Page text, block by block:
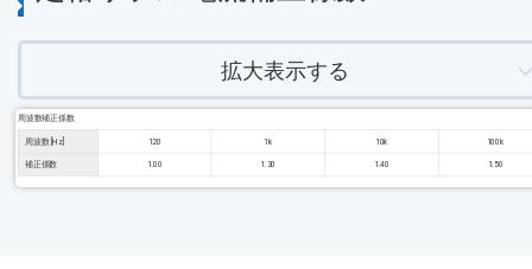
拡大表示する
周波数補正係数
周波数 [Hz] 120 1k 10k 100k
補正係数 1.00 1.30 1.40 1.50